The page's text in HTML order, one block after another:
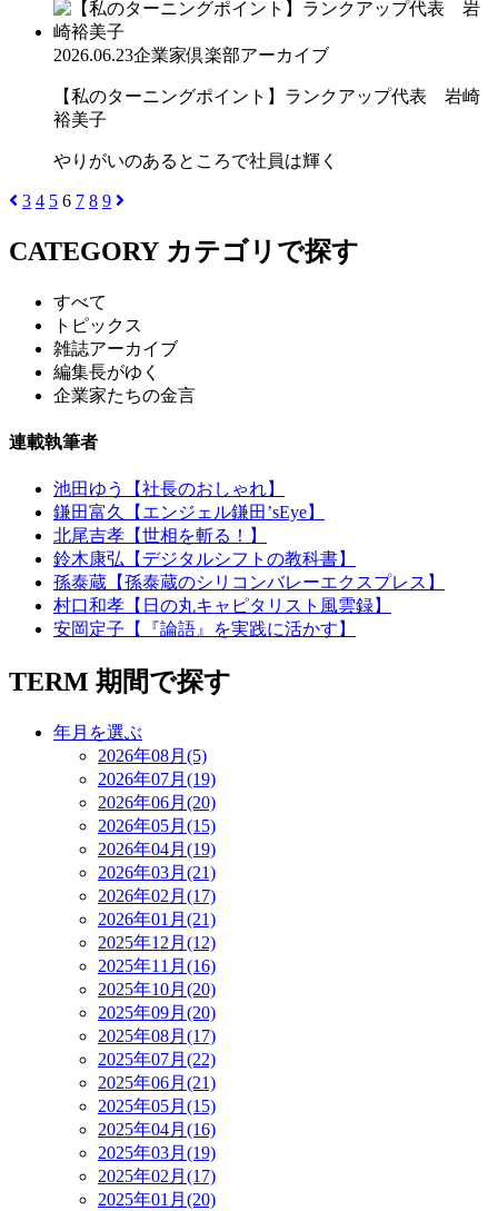
2026.06.23企業家倶楽部アーカイブ
【私のターニングポイント】ランクアップ代表 岩崎
裕美子
やりがいのあるところで社員は輝く
3 4 5 6 7 8 9
CATEGORY カテゴリで探す
すべて
トピックス
雑誌アーカイブ
編集長がゆく
企業家たちの金言
連載執筆者
池田ゆう【社長のおしゃれ】
鎌田富久【エンジェル鎌田’sEye】
北尾吉孝【世相を斬る！】
鈴木康弘【デジタルシフトの教科書】
孫泰蔵【孫泰蔵のシリコンバレーエクスプレス】
村口和孝【日の丸キャピタリスト風雲録】
安岡定子【『論語』を実践に活かす】
TERM 期間で探す
年月を選ぶ
2026年08月(5)
2026年07月(19)
2026年06月(20)
2026年05月(15)
2026年04月(19)
2026年03月(21)
2026年02月(17)
2026年01月(21)
2025年12月(12)
2025年11月(16)
2025年10月(20)
2025年09月(20)
2025年08月(17)
2025年07月(22)
2025年06月(21)
2025年05月(15)
2025年04月(16)
2025年03月(19)
2025年02月(17)
2025年01月(20)